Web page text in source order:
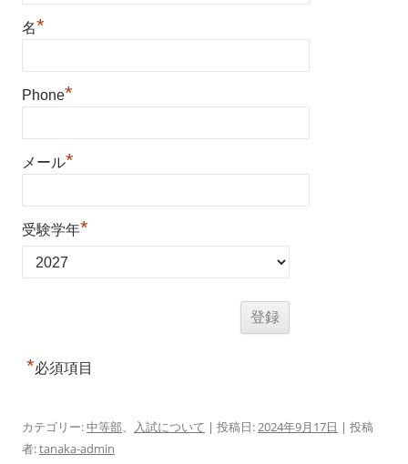
名*
Phone*
メール*
受験学年*
*必須項目
カテゴリー:中等部、 入試について | 投稿日:2024年9月17日 | 投稿
者:tanaka-admin